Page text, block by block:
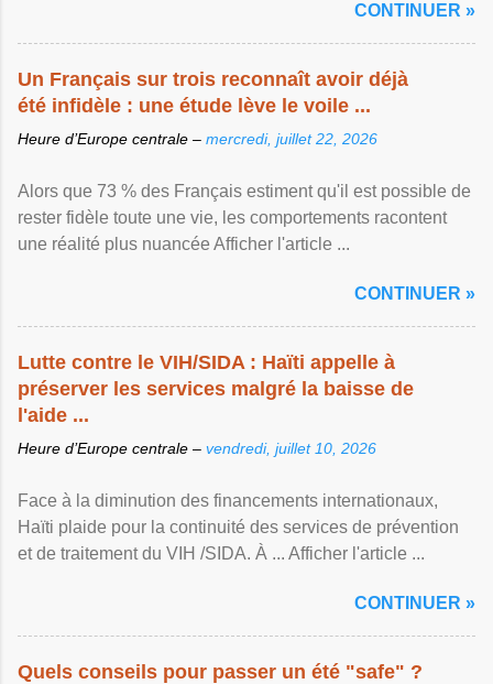
CONTINUER »
Un Français sur trois reconnaît avoir déjà
été infidèle : une étude lève le voile ...
Heure d’Europe centrale – mercredi, juillet 22, 2026
Alors que 73 % des Français estiment qu'il est possible de
rester fidèle toute une vie, les comportements racontent
une réalité plus nuancée Afficher l'article ...
CONTINUER »
Lutte contre le VIH/SIDA : Haïti appelle à
préserver les services malgré la baisse de
l'aide ...
Heure d’Europe centrale – vendredi, juillet 10, 2026
Face à la diminution des financements internationaux,
Haïti plaide pour la continuité des services de prévention
et de traitement du VIH /SIDA. À ... Afficher l'article ...
CONTINUER »
Quels conseils pour passer un été "safe" ?